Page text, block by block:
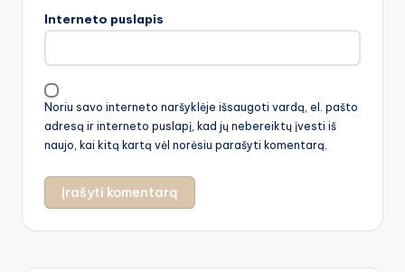
Interneto puslapis
Noriu savo interneto naršyklėje išsaugoti vardą, el. pašto
adresą ir interneto puslapį, kad jų nebereiktų įvesti iš
naujo, kai kitą kartą vėl norėsiu parašyti komentarą.